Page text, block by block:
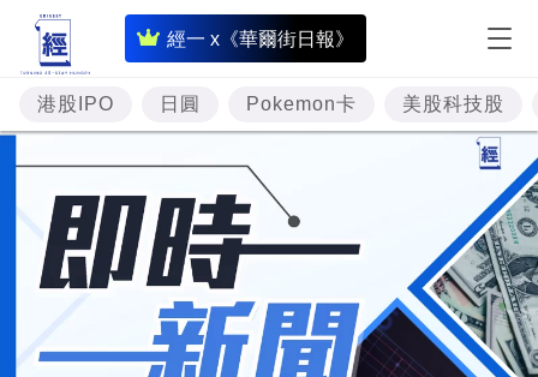
經一 x《華爾街日報》
即
時
財
經
專
題
投
資
樓
市
港股IPO 日圓 Pokemon卡 美股科技股